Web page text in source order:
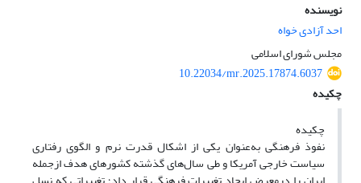
نویسنده
احد آزادی خواه
مجلس شورای اسلامی
10.22034/mr.2025.17874.6037
چکیده
چکیده
نفوذ فرهنگی به‌عنوان یکی از اشکال قدرت نرم و الگوی رفتاری
سیاست خارجی آمریکا و طی سال‌های گذشته کشورهای هدف ازجمله